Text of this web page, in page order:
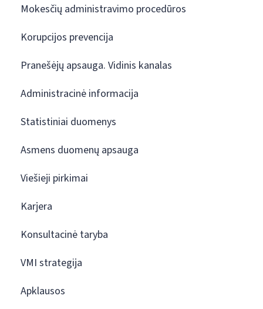
Mokesčių administravimo procedūros
Korupcijos prevencija
Pranešėjų apsauga. Vidinis kanalas
Administracinė informacija
Statistiniai duomenys
Asmens duomenų apsauga
Viešieji pirkimai
Karjera
Konsultacinė taryba
VMI strategija
Apklausos